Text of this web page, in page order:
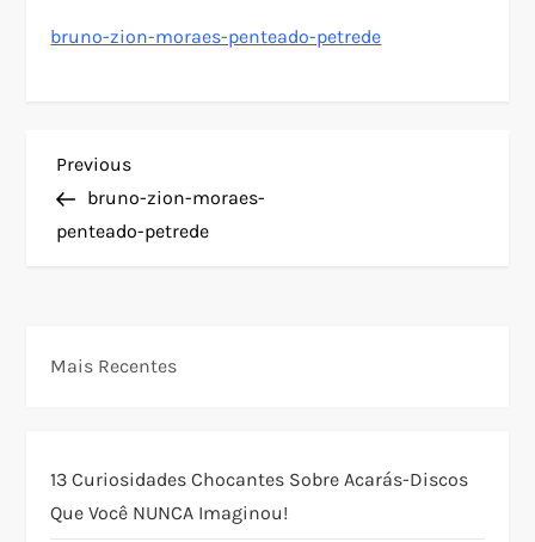
bruno-zion-moraes-penteado-petrede
N
a
ç
Previous
Post
Previous
bruno-zion-moraes-
penteado-petrede
Mais Recentes
13 Curiosidades Chocantes Sobre Acarás-Discos
Que Você NUNCA Imaginou!